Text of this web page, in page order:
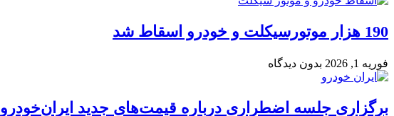
190 هزار موتورسیکلت و خودرو اسقاط شد
فوریه 1, 2026 بدون دیدگاه
برگزاری جلسه اضطراری درباره قیمت‌های جدید ایران‌خودرو